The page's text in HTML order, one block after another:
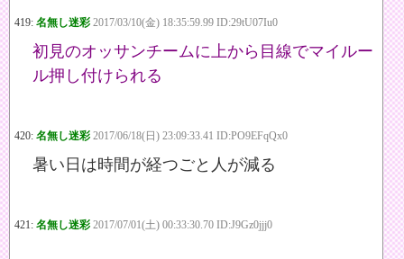
419: 名無し迷彩 2017/03/10(金) 18:35:59.99 ID:29tU07Iu0
初見のオッサンチームに上から目線でマイルー
ル押し付けられる
420: 名無し迷彩 2017/06/18(日) 23:09:33.41 ID:PO9EFqQx0
暑い日は時間が経つごと人が減る
421: 名無し迷彩 2017/07/01(土) 00:33:30.70 ID:J9Gz0jjj0